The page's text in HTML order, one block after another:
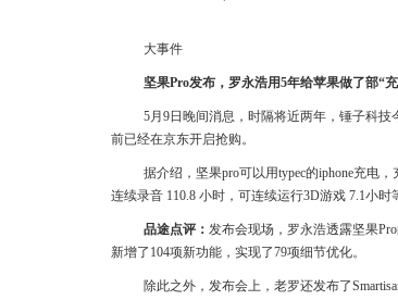
大事件
坚果Pro发布，罗永浩用5年给苹果做了部“
5月9日晚间消息，时隔将近两年，锤子科
前已经在京东开启抢购。
据介绍，坚果pro可以用typec的iphone充电
连续录音 110.8 小时，可连续运行3D游戏 7.1小时
品途点评： 发布会现场，罗永浩透露坚果
新增了104项新功能，实现了79项细节优化。
除此之外，发布会上，老罗还发布了